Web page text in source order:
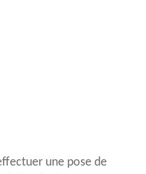
une pose de